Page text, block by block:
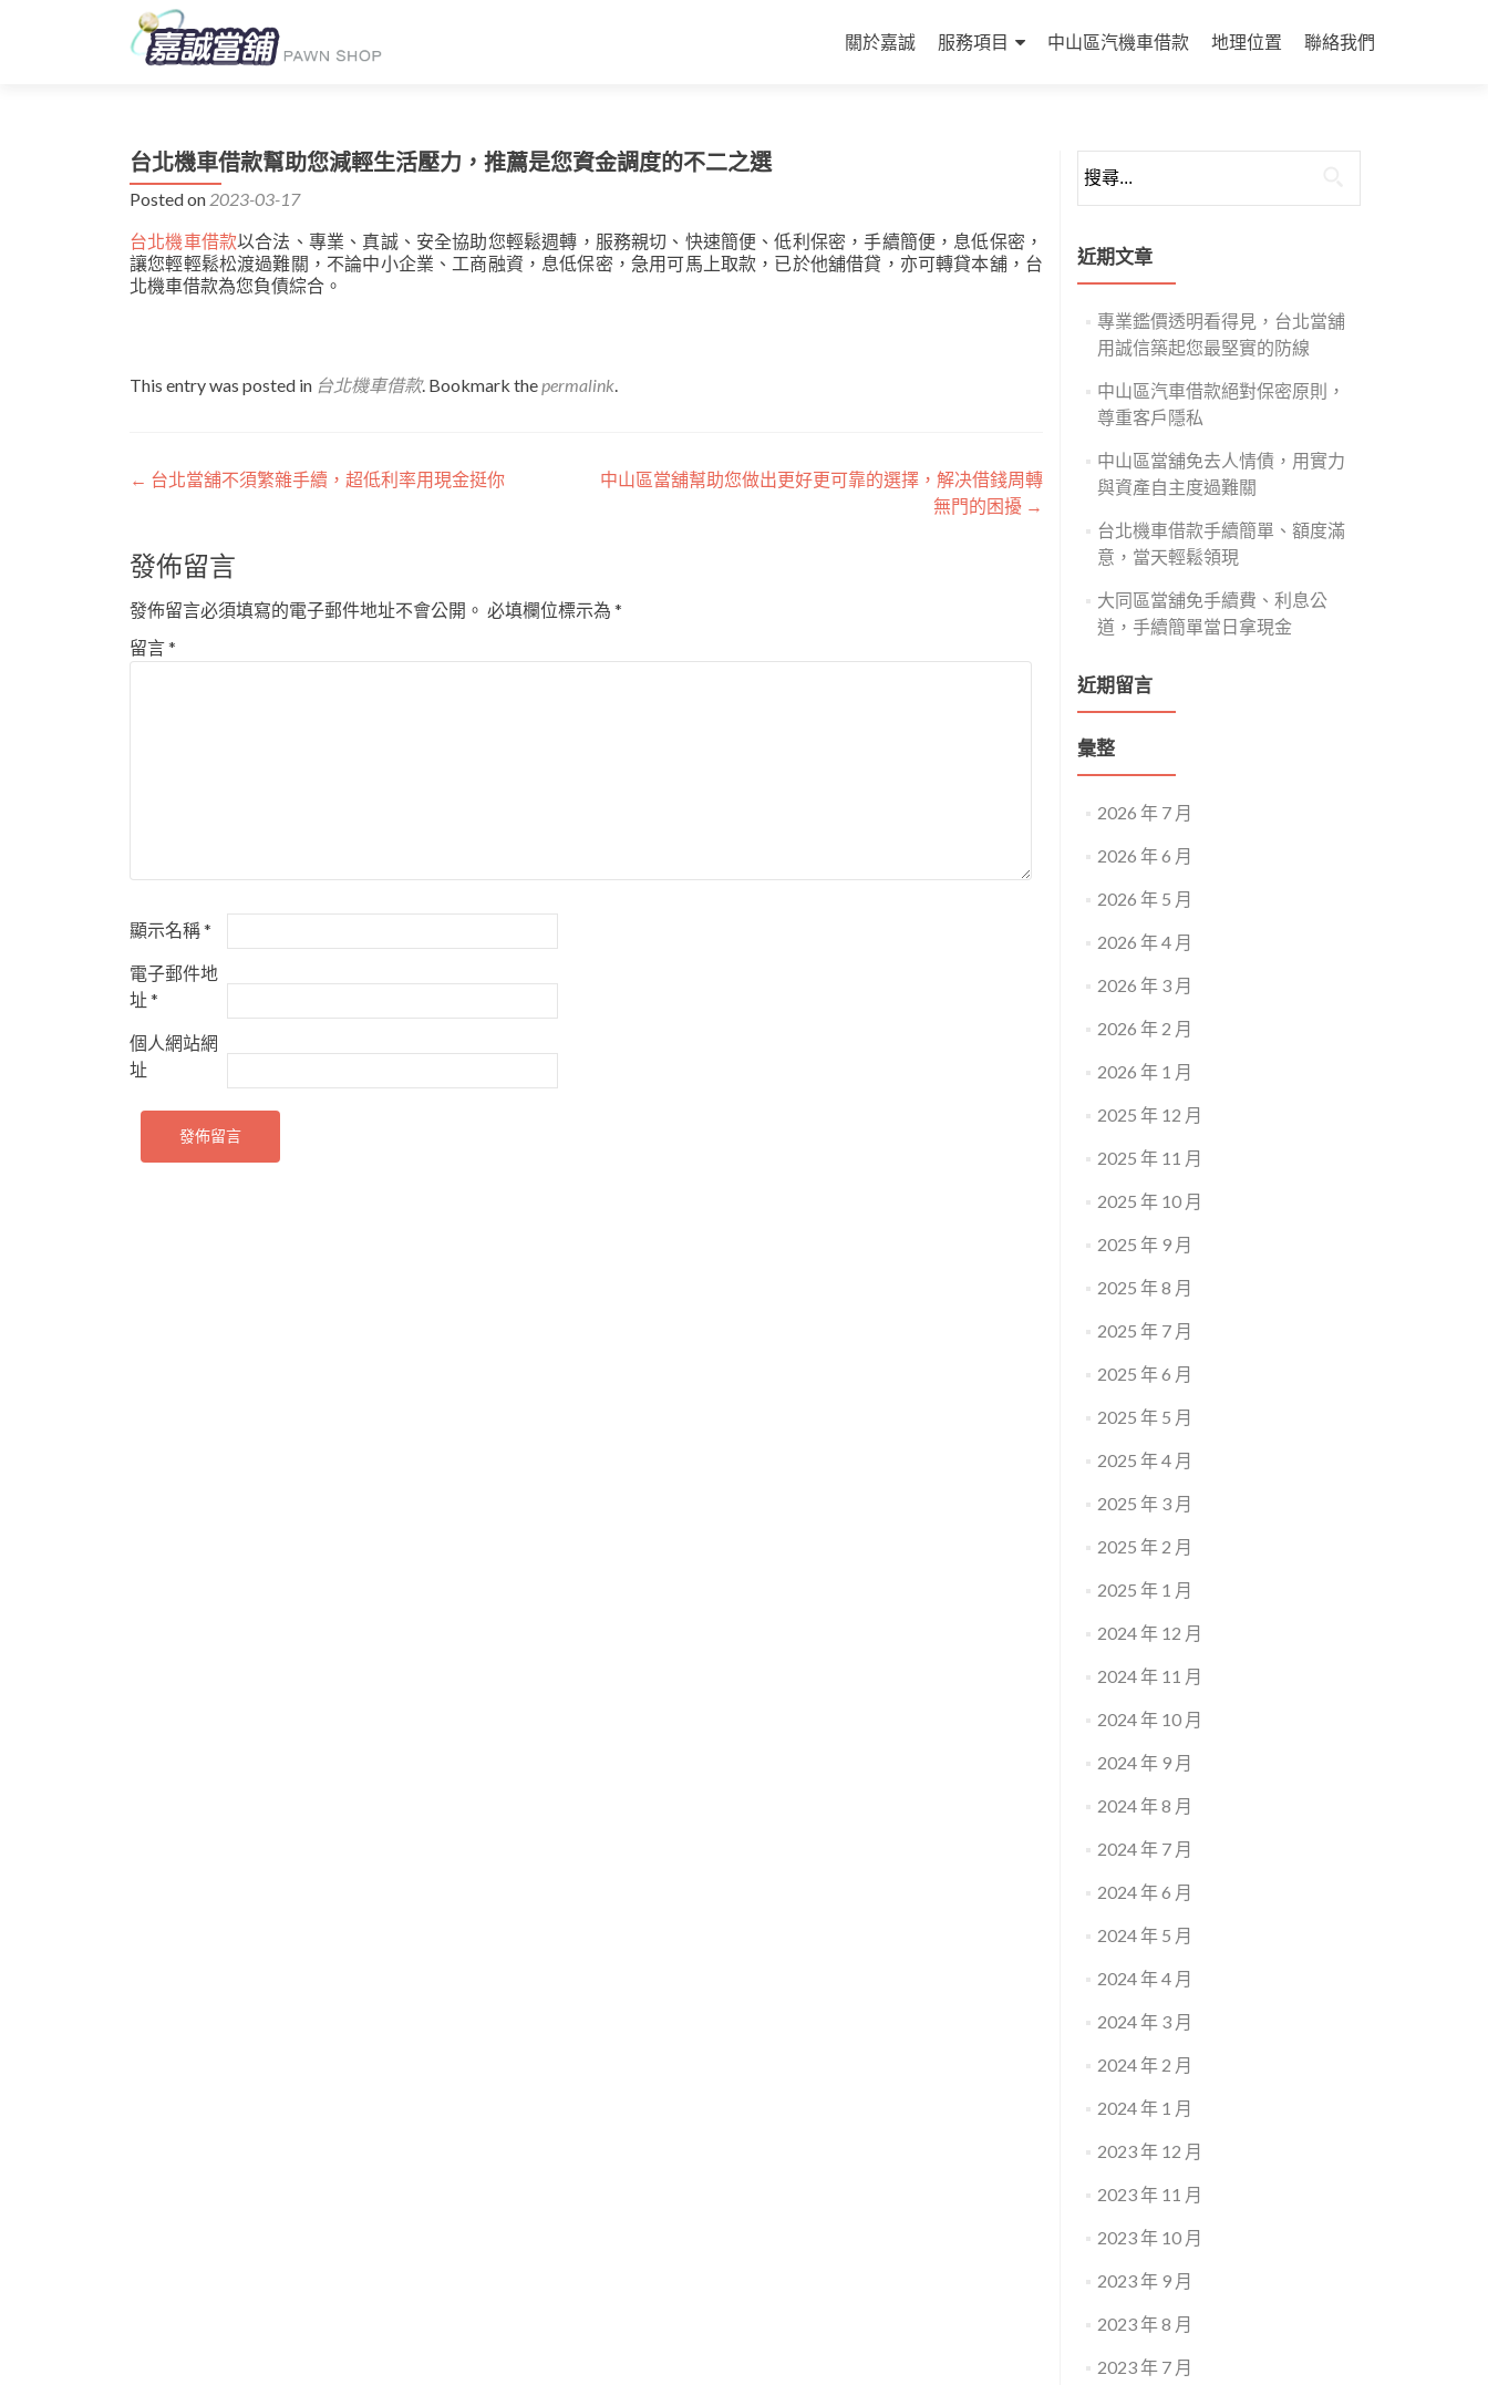
to
關於嘉誠 服務項目 中山區汽機車借款 地理位置 聯絡我們
台北機車借款幫助您減輕生活壓力，推薦是您資金調度的不二之選
Posted on 2023-03-17
台北機車借款以合法、專業、真誠、安全協助您輕鬆週轉，服務親切、快速簡便、低利保密，手續簡便，息低保密，
讓您輕輕鬆松渡過難關，不論中小企業、工商融資，息低保密，急用可馬上取款，已於他舖借貸，亦可轉貸本舖，台
北機車借款為您負債綜合。
This entry was posted in 台北機車借款. Bookmark thepermalink.
文
導
覽
← 台北當舖不須繁雜手續，超低利率用現金挺你
中山區當舖幫助您做出更好更可靠的選擇，解决借錢周轉
無門的困擾 →
發佈留言
發佈留言必須填寫的電子郵件地址不會公開。 必填欄位標示為 *
留言*
顯示名稱*
電子郵件地
址*
個人網站網
址
尋
鍵
字:
近期文章
專業鑑價透明看得見，台北當舖
用誠信築起您最堅實的防線
中山區汽車借款絕對保密原則，
尊重客戶隱私
中山區當舖免去人情債，用實力
與資產自主度過難關
台北機車借款手續簡單、額度滿
意，當天輕鬆領現
大同區當舖免手續費、利息公
道，手續簡單當日拿現金
近期留言
彙整
2026 年 7 月
2026 年 6 月
2026 年 5 月
2026 年 4 月
2026 年 3 月
2026 年 2 月
2026 年 1 月
2025 年 12 月
2025 年 11 月
2025 年 10 月
2025 年 9 月
2025 年 8 月
2025 年 7 月
2025 年 6 月
2025 年 5 月
2025 年 4 月
2025 年 3 月
2025 年 2 月
2025 年 1 月
2024 年 12 月
2024 年 11 月
2024 年 10 月
2024 年 9 月
2024 年 8 月
2024 年 7 月
2024 年 6 月
2024 年 5 月
2024 年 4 月
2024 年 3 月
2024 年 2 月
2024 年 1 月
2023 年 12 月
2023 年 11 月
2023 年 10 月
2023 年 9 月
2023 年 8 月
2023 年 7 月